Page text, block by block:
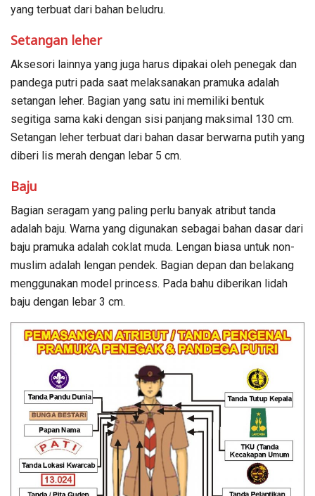
yang terbuat dari bahan beludru.
Setangan leher
Aksesori lainnya yang juga harus dipakai oleh penegak dan
pandega putri pada saat melaksanakan pramuka adalah
setangan leher. Bagian yang satu ini memiliki bentuk
segitiga sama kaki dengan sisi panjang maksimal 130 cm.
Setangan leher terbuat dari bahan dasar berwarna putih yang
diberi lis merah dengan lebar 5 cm.
Baju
Bagian seragam yang paling perlu banyak atribut tanda
adalah baju. Warna yang digunakan sebagai bahan dasar dari
baju pramuka adalah coklat muda. Lengan biasa untuk non-
muslim adalah lengan pendek. Bagian depan dan belakang
menggunakan model princess. Pada bahu diberikan lidah
baju dengan lebar 3 cm.